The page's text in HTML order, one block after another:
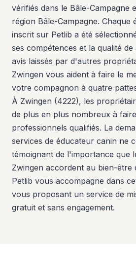
vérifiés dans le Bâle-Campagne
région Bâle-Campagne. Chaque
inscrit sur Petlib a été
ses compétences et la qualité de
avis laissés par d'autres
Zwingen vous aident à faire le
votre compagnon à quatre
À Zwingen (4222), les
de plus en plus nombreux à
professionnels qualifiés. La
services de éducateur canin ne
témoignant de l'importance que
Zwingen accordent au bien-être
Petlib vous accompagne dans
vous proposant un service de
gratuit et sans engagement.